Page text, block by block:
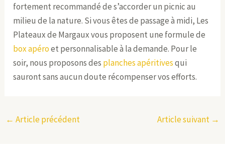
fortement recommandé de s’accorder un picnic au
milieu de la nature. Si vous êtes de passage à midi, Les
Plateaux de Margaux vous proposent une formule de
box apéroet personnalisable à la demande. Pour le
soir, nous proposons des planches apéritivesqui
sauront sans aucun doute récompenser vos efforts.
← Article précédent Article suivant →